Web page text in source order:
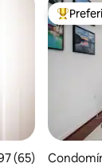
de uma
(65)
Entre